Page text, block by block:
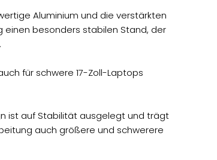
Aluminium und die verstärkten
einen besonders stabilen Stand, der
für schwere 17-Zoll-Laptops
ist auf Stabilität ausgelegt und trägt
auch größere und schwerere